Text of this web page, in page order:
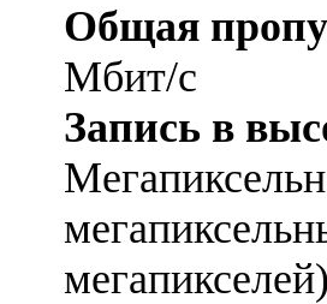
Общая
Мбит/с
Запись в